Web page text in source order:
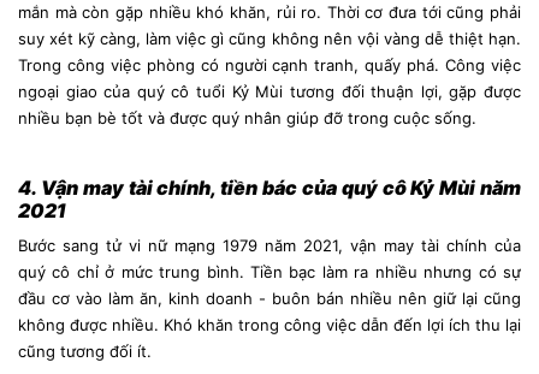
mắn mà còn gặp nhiều khó khăn, rủi ro. Thời cơ đưa tới cũng phải
suy xét kỹ càng, làm việc gì cũng không nên vội vàng dễ thiệt hạn.
Trong công việc phòng có người cạnh tranh, quấy phá. Công việc
ngoại giao của quý cô tuổi Kỷ Mùi tương đối thuận lợi, gặp được
nhiều bạn bè tốt và được quý nhân giúp đỡ trong cuộc sống.
4. Vận may tài chính, tiền bác của quý cô Kỷ Mùi năm
2021
Bước sang tử vi nữ mạng 1979 năm 2021, vận may tài chính của
quý cô chỉ ở mức trung bình. Tiền bạc làm ra nhiều nhưng có sự
đầu cơ vào làm ăn, kinh doanh - buôn bán nhiều nên giữ lại cũng
không được nhiều. Khó khăn trong công việc dẫn đến lợi ích thu lại
cũng tương đối ít.